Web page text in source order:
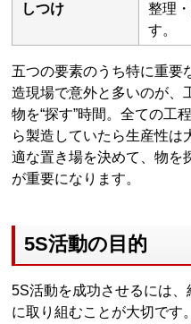
しつけ
整理
す。
五つの要素のうち特に重要
造現場で意外と多いのが、
物を“探す”時間。全ての工
ら製造していたら生産性は
適な置き場を決めて、物を
が重要になります。
5S活動の目的
5S活動を成功させるには
に取り組むことが大切です